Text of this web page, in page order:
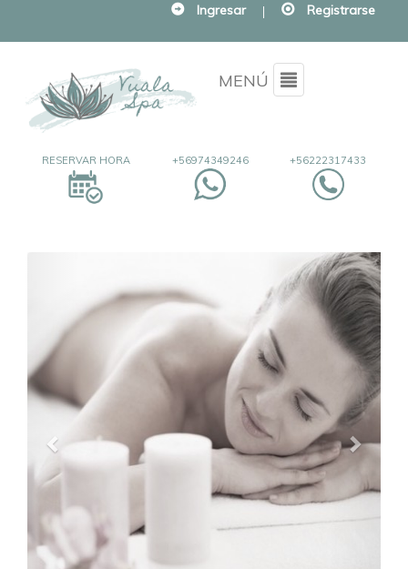
Ingresar | Registrarse
MENÚ Menu
+56222317433
+56974349246
RESERVAR HORA